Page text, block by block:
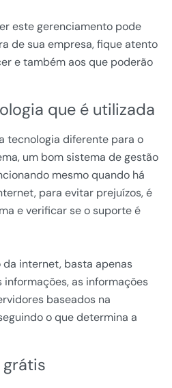
este gerenciamento pode
de sua empresa, fique atento
e também aos que poderão
que é utilizada
tecnologia diferente para o
um bom sistema de gestão
mesmo quando há
para evitar prejuízos, é
e verificar se o suporte é
internet, basta apenas
as informações
baseados na
o que determina a
grátis